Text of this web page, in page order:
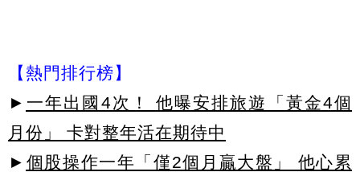
【熱門排行榜】
► 一年出國4次！ 他曝安排旅遊「黃金4個
月份」 卡對整年活在期待中
► 個股操作一年「僅2個月贏大盤」 他心累